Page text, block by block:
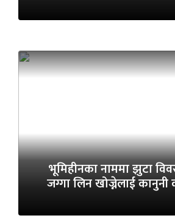
भूमिहीनका नाममा झुटा
जग्गा लिन खोज्नेलाई कानुनी